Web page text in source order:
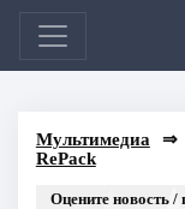
Мультимедиа ⇒
RePack
Оцените новость /